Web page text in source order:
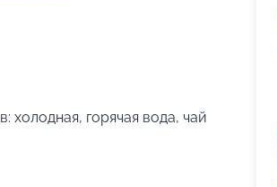
холодная, горячая вода, чай